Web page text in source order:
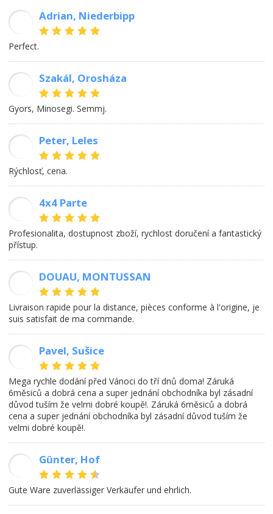
Adrian, Niederbipp
Perfect.
Szakál, Orosháza
Gyors, Minosegi. Semmj.
Peter, Leles
rýchlosť, cena.
4x4 Parte
Profesionalita, dostupnost zboží, rychlost doručení a fantastický
přístup.
DOUAU, MONTUSSAN
Livraison rapide pour la distance, pièces conforme à l'origine, je
suis satisfait de ma commande.
Pavel, Sušice
Mega rychle dodání před Vánoci do tří dnů doma! Záruká
6měsiců a dobrá cena a super jednání obchodníka byl zásadní
důvod tuším že velmi dobré koupě!. Záruká 6měsiců a dobrá
cena a super jednání obchodníka byl zásadní důvod tuším že
velmi dobré koupě!.
Günter, Hof
Gute Ware zuverlässiger Verkäufer und ehrlich.